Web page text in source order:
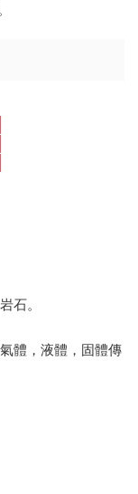
石。
體，液體，固體傳